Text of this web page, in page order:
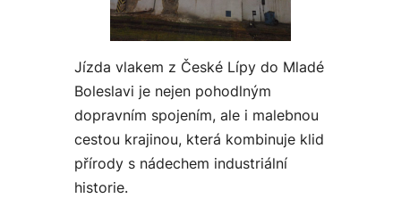
Jízda vlakem z České Lípy do Mladé
Boleslavi je nejen pohodlným
dopravním spojením, ale i malebnou
cestou krajinou, která kombinuje klid
přírody s nádechem industriální
historie.